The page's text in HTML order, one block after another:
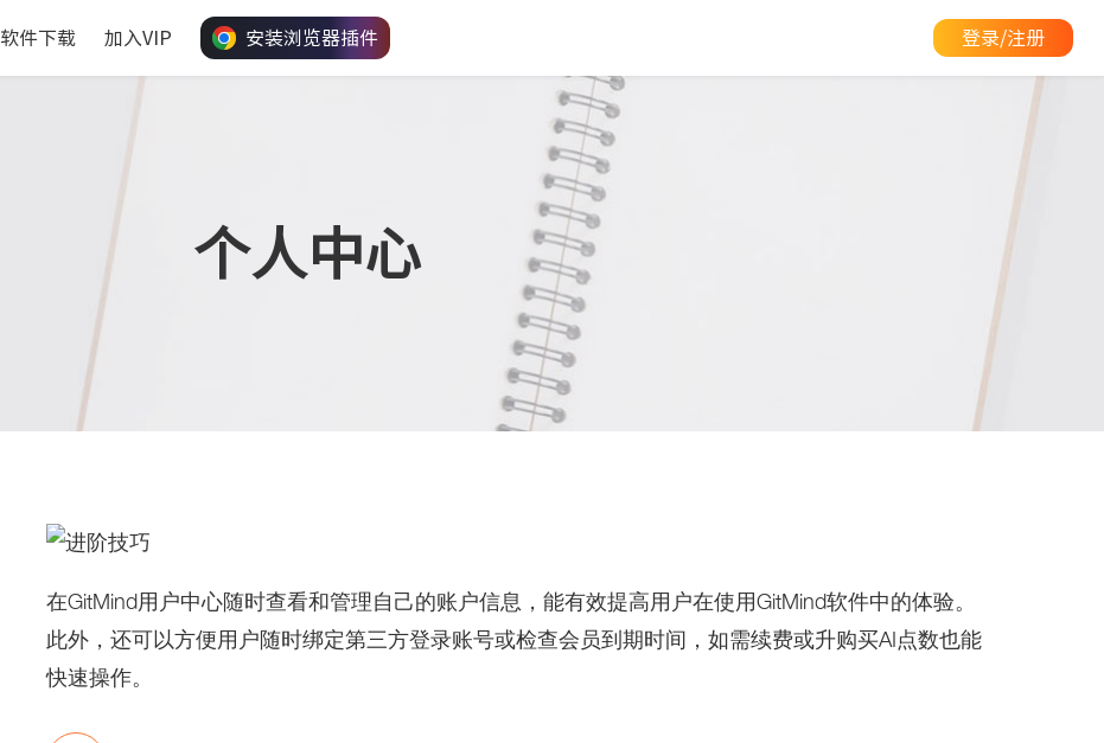
软件下载 加入VIP 安装浏览器插件 登录/注册
个人中心
在GitMind用户中心随时查看和管理自己的账户信息，能有效提高用户在使用GitMind软件中的体验。
此外，还可以方便用户随时绑定第三方登录账号或检查会员到期时间，如需续费或升购买AI点数也能
快速操作。